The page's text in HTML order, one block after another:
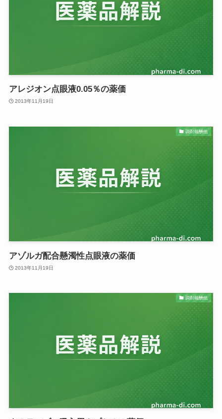
アレジオン点眼液0.05％の薬価
2013年11月19日
調剤報酬他
アゾルガ配合懸濁性点眼液の薬価
2013年11月19日
調剤報酬他